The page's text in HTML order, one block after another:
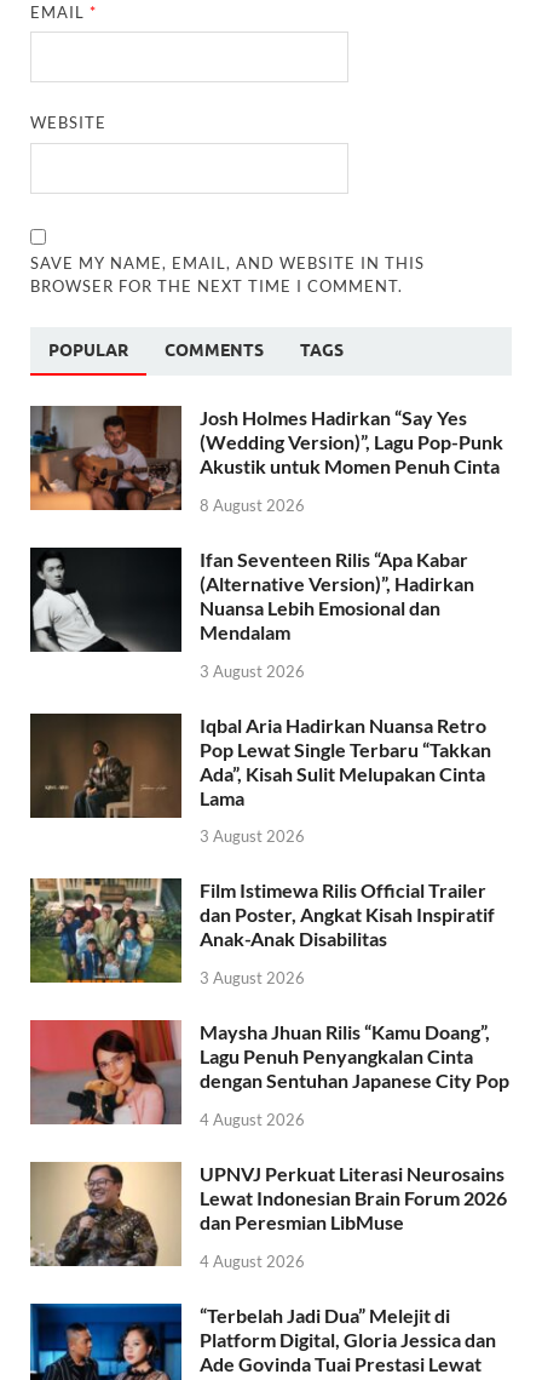
EMAIL*
WEBSITE
SAVE MY NAME, EMAIL, AND WEBSITE IN THIS
BROWSER FOR THE NEXT TIME I COMMENT.
POPULAR COMMENTS TAGS
Josh Holmes Hadirkan “Say Yes
(Wedding Version)”, Lagu Pop-Punk
Akustik untuk Momen Penuh Cinta
8 August 2026
Ifan Seventeen Rilis “Apa Kabar
(Alternative Version)”, Hadirkan
Nuansa Lebih Emosional dan
Mendalam
3 August 2026
Iqbal Aria Hadirkan Nuansa Retro
Pop Lewat Single Terbaru “Takkan
Ada”, Kisah Sulit Melupakan Cinta
Lama
3 August 2026
Film Istimewa Rilis Official Trailer
dan Poster, Angkat Kisah Inspiratif
Anak-Anak Disabilitas
3 August 2026
Maysha Jhuan Rilis “Kamu Doang”,
Lagu Penuh Penyangkalan Cinta
dengan Sentuhan Japanese City Pop
4 August 2026
UPNVJ Perkuat Literasi Neurosains
Lewat Indonesian Brain Forum 2026
dan Peresmian LibMuse
4 August 2026
“Terbelah Jadi Dua” Melejit di
Platform Digital, Gloria Jessica dan
Ade Govinda Tuai Prestasi Lewat